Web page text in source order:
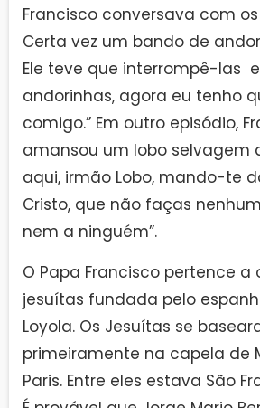
Francisco conversava com
Certa vez um bando de
Ele teve que interrompê-las e
andorinhas, agora eu tenho
comigo.” Em outro episódio,
amansou um lobo selvagem
aqui, irmão Lobo, mando-te
Cristo, que não faças
nem a ninguém”.
O Papa Francisco pertence a
jesuítas fundada pelo
Loyola. Os Jesuítas se
primeiramente na capela de
Paris. Entre eles estava São